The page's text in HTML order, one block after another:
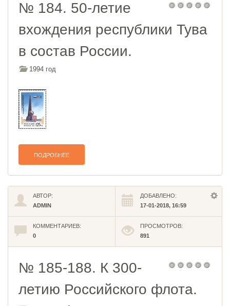
№ 184. 50-летие
вхождения республики Тува
в состав России.
1994 год
ПОДРОБНЕЕ
АВТОР:
ADMIN
ДОБАВЛЕНО:
17-01-2018, 16:59
КОММЕНТАРИЕВ:
0
ПРОСМОТРОВ:
891
№ 185-188. К 300-
летию Российского флота.